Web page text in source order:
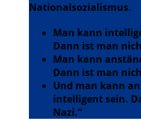
Nationalsozialismus.
Man kann
Dann ist man
Man kann
Dann ist man
Und man kann
intelligent sein.
Nazi.“